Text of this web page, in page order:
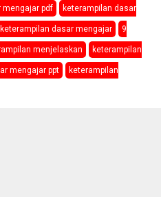
mengajar pdf keterampilan dasar
dasar mengajar 9
menjelaskan keterampilan
mengajar ppt keterampilan